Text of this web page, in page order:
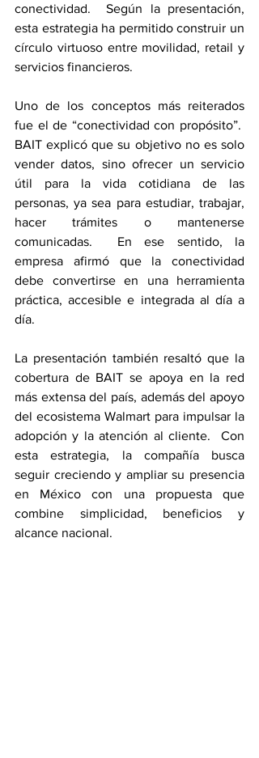
conectividad.  Según la presentación,
esta estrategia ha permitido construir un
círculo virtuoso entre movilidad, retail y
servicios financieros.
Uno de los conceptos más reiterados
fue el de “conectividad con propósito”.
BAIT explicó que su objetivo no es solo
vender datos, sino ofrecer un servicio
útil para la vida cotidiana de las
personas, ya sea para estudiar, trabajar,
hacer trámites o mantenerse
comunicadas.  En ese sentido, la
empresa afirmó que la conectividad
debe convertirse en una herramienta
práctica, accesible e integrada al día a
día.
La presentación también resaltó que la
cobertura de BAIT se apoya en la red
más extensa del país, además del apoyo
del ecosistema Walmart para impulsar la
adopción y la atención al cliente.  Con
esta estrategia, la compañía busca
seguir creciendo y ampliar su presencia
en México con una propuesta que
combine simplicidad, beneficios y
alcance nacional.